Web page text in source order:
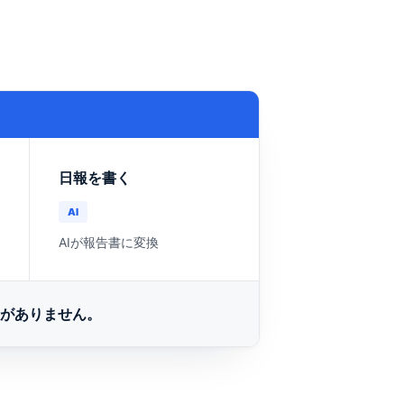
日報を書く
AI
AIが報告書に変換
ありません。